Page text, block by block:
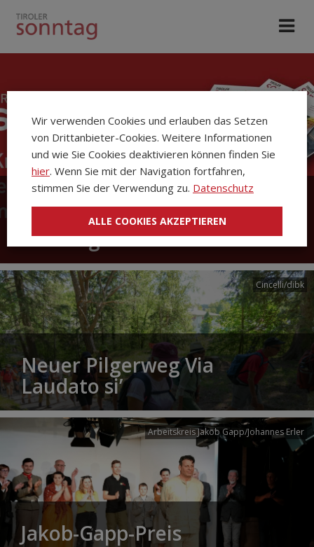
Die Kirchenzeitung Tiroler
Sonntag
Cincelli/dibk
Neuer Pilgerweg Via
Laudato si’
Arbeitskreis Jakob Gapp/Johannes Erler
Jakob-Gapp-Preis
Wir verwenden Cookies und erlauben das Setzen
von Drittanbieter-Cookies. Weitere Informationen
und wie Sie Cookies deaktivieren können finden Sie
hier. Wenn Sie mit der Navigation fortfahren,
stimmen Sie der Verwendung zu. Datenschutz
ALLE COOKIES AKZEPTIEREN